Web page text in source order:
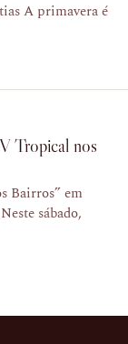
A primavera é
Tropical nos
Bairros” em
sábado,